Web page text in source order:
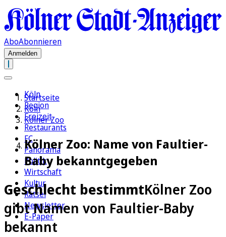
AboAbonnieren
Anmelden
Köln
Region
Freizeit
Restaurants
FC
Panorama
Politik
Wirtschaft
Kultur
Rätsel
Newsletter
E-Paper
Startseite
Köln
Kölner Zoo
Kölner Zoo: Name von Faultier-
Baby bekanntgegeben
Geschlecht bestimmtKölner Zoo
gibt Namen von Faultier-Baby
bekannt